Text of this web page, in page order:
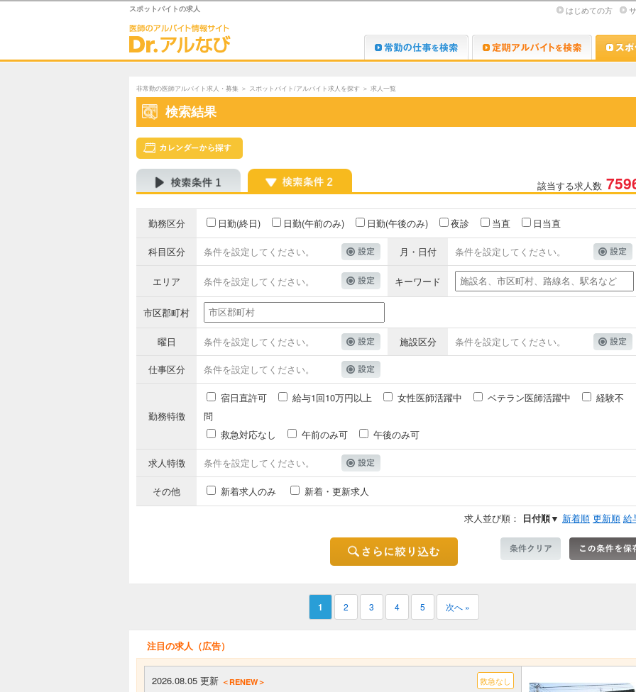
スポットバイトの求人 はじめての方
Dr.転職なび Dr.アルな
非常勤の医師アルバイト求人・募集 ＞ スポットバイト/アルバイト求人を探す ＞ 求人一覧
検索結果
該当する求人数
勤務区分 日勤(終日) 日勤(午前のみ) 日勤(午後のみ) 夜診 当直 日当直
科目区分 条件を設定してください。 月・日付 条件を設定してください。
エリア 条件を設定してください。 キーワード
市区郡町村
曜日 条件を設定してください。 施設区分 条件を設定してください。
仕事区分 条件を設定してください。
勤務特徴
宿日直許可 給与1回10万円以上 女性医師活躍中 ベテラン医師活躍中
経験不
問
救急対応なし
午前のみ可 午後のみ可
求人特徴 条件を設定してください。
その他 新着求人のみ
新着・更新求人
求人並び順： 日付順▼ 新着順 更新順 給
1 2 3 4 5 次へ »
注目の求人（広告）
2026.08.05 更新 ＜RENEW＞ 救急なし